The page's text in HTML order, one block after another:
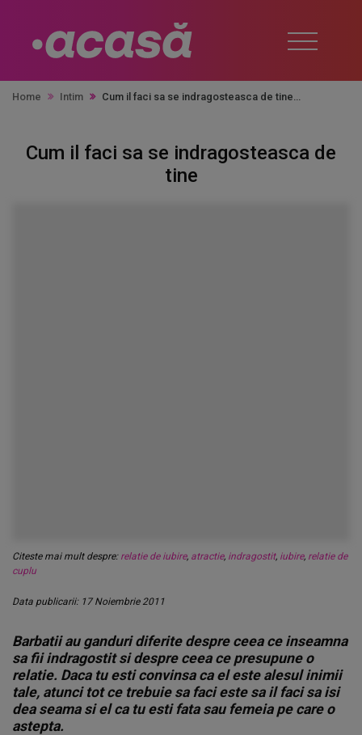
Home Intim Cum il faci sa se indragosteasca de tine
Cum il faci sa se indragosteasca de
tine
Citeste mai mult despre: relatie de iubire, atractie, indragostit, iubire, relatie de
cuplu
Data publicarii: 17 Noiembrie 2011
Barbatii au ganduri diferite despre ceea ce inseamna
sa fii indragostit si despre ceea ce presupune o
relatie. Daca tu esti convinsa ca el este alesul inimii
tale, atunci tot ce trebuie sa faci este sa il faci sa isi
dea seama si el ca tu esti fata sau femeia pe care o
astepta.